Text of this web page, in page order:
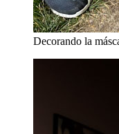
Decorando la